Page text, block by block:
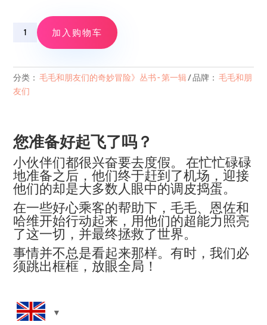
Episode
Flying
High
数
加入购物车
分类：毛毛和朋友们的奇妙冒险》丛书 - 第一辑 品牌：毛毛和朋
友们
您准备好起飞了吗？
小伙伴们都很兴奋要去度假。 在忙忙碌碌
地准备之后，他们终于赶到了机场，迎接
他们的却是大多数人眼中的调皮捣蛋。
在一些好心乘客的帮助下，毛毛、恩佐和
哈维开始行动起来，用他们的超能力照亮
了这一切，并最终拯救了世界。
事情并不总是看起来那样。有时，我们必
须跳出框框，放眼全局！